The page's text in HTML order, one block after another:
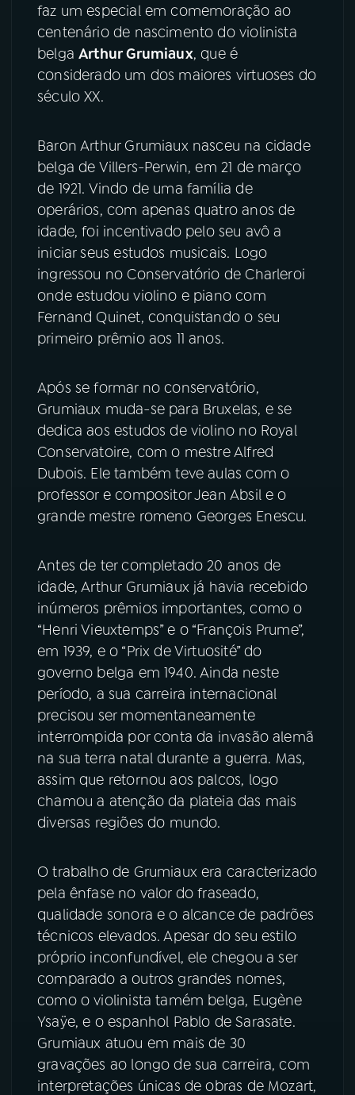
ACOMPANHE A RÁDIO MEC
YouTube Facebook
Instagram
TikTok
faz um especial em comemoração ao
centenário de nascimento do violinista
belgaArthur Grumiaux, que é
considerado um dos maiores virtuoses do
século XX.
Baron Arthur Grumiaux nasceu na cidade
belga de Villers-Perwin, em 21 de março
de 1921. Vindo de uma família de
operários, com apenas quatro anos de
idade, foi incentivado pelo seu avô a
iniciar seus estudos musicais. Logo
ingressou no Conservatório de Charleroi
onde estudou violino e piano com
Fernand Quinet, conquistando o seu
primeiro prêmio aos 11 anos.
Após se formar no conservatório,
Grumiaux muda-se para Bruxelas, e se
dedica aos estudos de violino no Royal
Conservatoire, com o mestre Alfred
Dubois. Ele também teve aulas com o
professor e compositor Jean Absil e o
grande mestre romeno Georges Enescu.
Antes de ter completado 20 anos de
idade, Arthur Grumiaux já havia recebido
inúmeros prêmios importantes, como o
“Henri Vieuxtemps” e o “François Prume”,
em 1939, e o “Prix de Virtuosité” do
governo belga em 1940. Ainda neste
período, a sua carreira internacional
precisou ser momentaneamente
interrompida por conta da invasão alemã
na sua terra natal durante a guerra. Mas,
assim que retornou aos palcos, logo
chamou a atenção da plateia das mais
diversas regiões do mundo.
O trabalho de Grumiaux era caracterizado
pela ênfase no valor do fraseado,
qualidade sonora e o alcance de padrões
técnicos elevados. Apesar do seu estilo
próprio inconfundível, ele chegou a ser
comparado a outros grandes nomes,
como o violinista tamém belga, Eugène
Ysaÿe, e o espanhol Pablo de Sarasate.
Grumiaux atuou em mais de 30
gravações ao longo de sua carreira, com
interpretações únicas de obras de Mozart,